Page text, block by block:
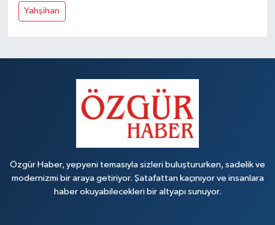
Yahşihan
Özgür Haber, yepyeni temasıyla sizleri buluştururken, sadelik ve
modernizmi bir araya getiriyor. Şatafattan kaçınıyor ve insanlara
haber okuyabilecekleri bir altyapı sunuyor.